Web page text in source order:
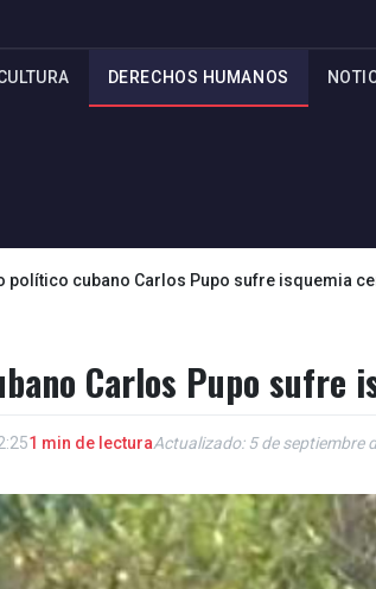
DERECHOS HUMANOS
político cubano Carlos Pupo sufre isquemia
Carlos Pupo sufre
1 min de lecturaActualizado: 5 de septiembre